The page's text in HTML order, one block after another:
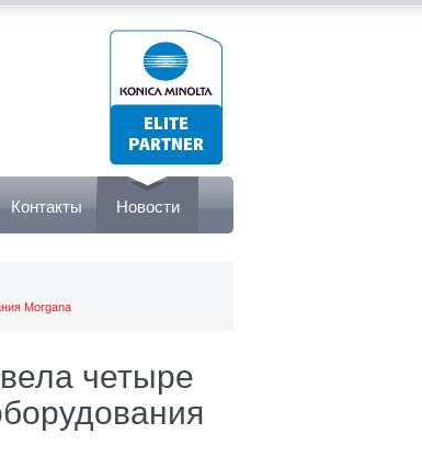
Контакты Новости
Morgana
четыре